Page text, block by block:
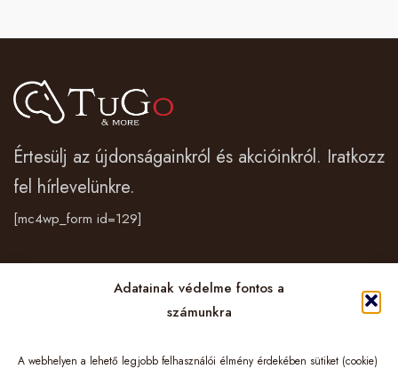
Adatainak védelme fontos a
számunkra
A webhelyen a lehető legjobb felhasználói élmény érdekében sütiket (cookie)
Értesülj az újdonságainkról és akcióinkról. Iratkozz
fel hírlevelünkre.
[mc4wp_form id=129]